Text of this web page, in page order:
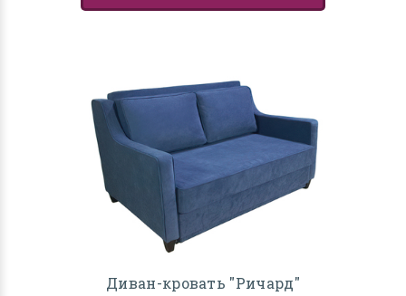
Диван-кровать "Ричард"